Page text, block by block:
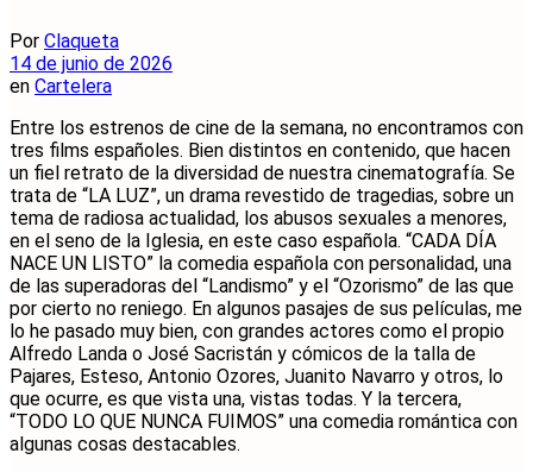
Por Claqueta
14 de junio de 2026
en Cartelera
Entre los estrenos de cine de la semana, no encontramos con
tres films españoles. Bien distintos en contenido, que hacen
un fiel retrato de la diversidad de nuestra cinematografía. Se
trata de “LA LUZ”, un drama revestido de tragedias, sobre un
tema de radiosa actualidad, los abusos sexuales a menores,
en el seno de la Iglesia, en este caso española. “CADA DÍA
NACE UN LISTO” la comedia española con personalidad, una
de las superadoras del “Landismo” y el “Ozorismo” de las que
por cierto no reniego. En algunos pasajes de sus películas, me
lo he pasado muy bien, con grandes actores como el propio
Alfredo Landa o José Sacristán y cómicos de la talla de
Pajares, Esteso, Antonio Ozores, Juanito Navarro y otros, lo
que ocurre, es que vista una, vistas todas. Y la tercera,
“TODO LO QUE NUNCA FUIMOS” una comedia romántica con
algunas cosas destacables.